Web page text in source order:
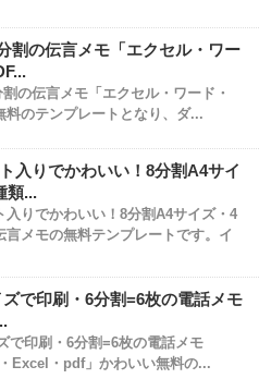
割の伝言メモ「エクセル・ワー
の伝言メモ「エクセル・ワード・
料のテンプレートとなり、ダ...
入りでかわいい！8分割A4サイ
類...
入りでかわいい！8分割A4サイズ・4
言メモの無料テンプレートです。イ
で印刷・6分割=6枚の電話メモ
で印刷・6分割=6枚の電話メモ
Excel・pdf」かわいい無料の...